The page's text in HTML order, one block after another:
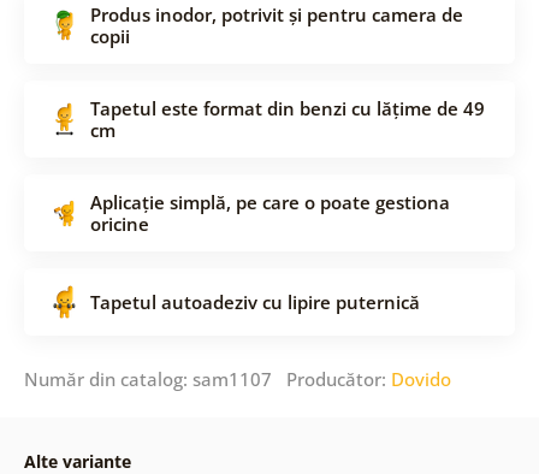
Produs inodor, potrivit și pentru camera de
copii
Tapetul este format din benzi cu lățime de 49
cm
Aplicație simplă, pe care o poate gestiona
oricine
Tapetul autoadeziv cu lipire puternică
Număr din catalog: sam1107 Producător: Dovido
Alte variante